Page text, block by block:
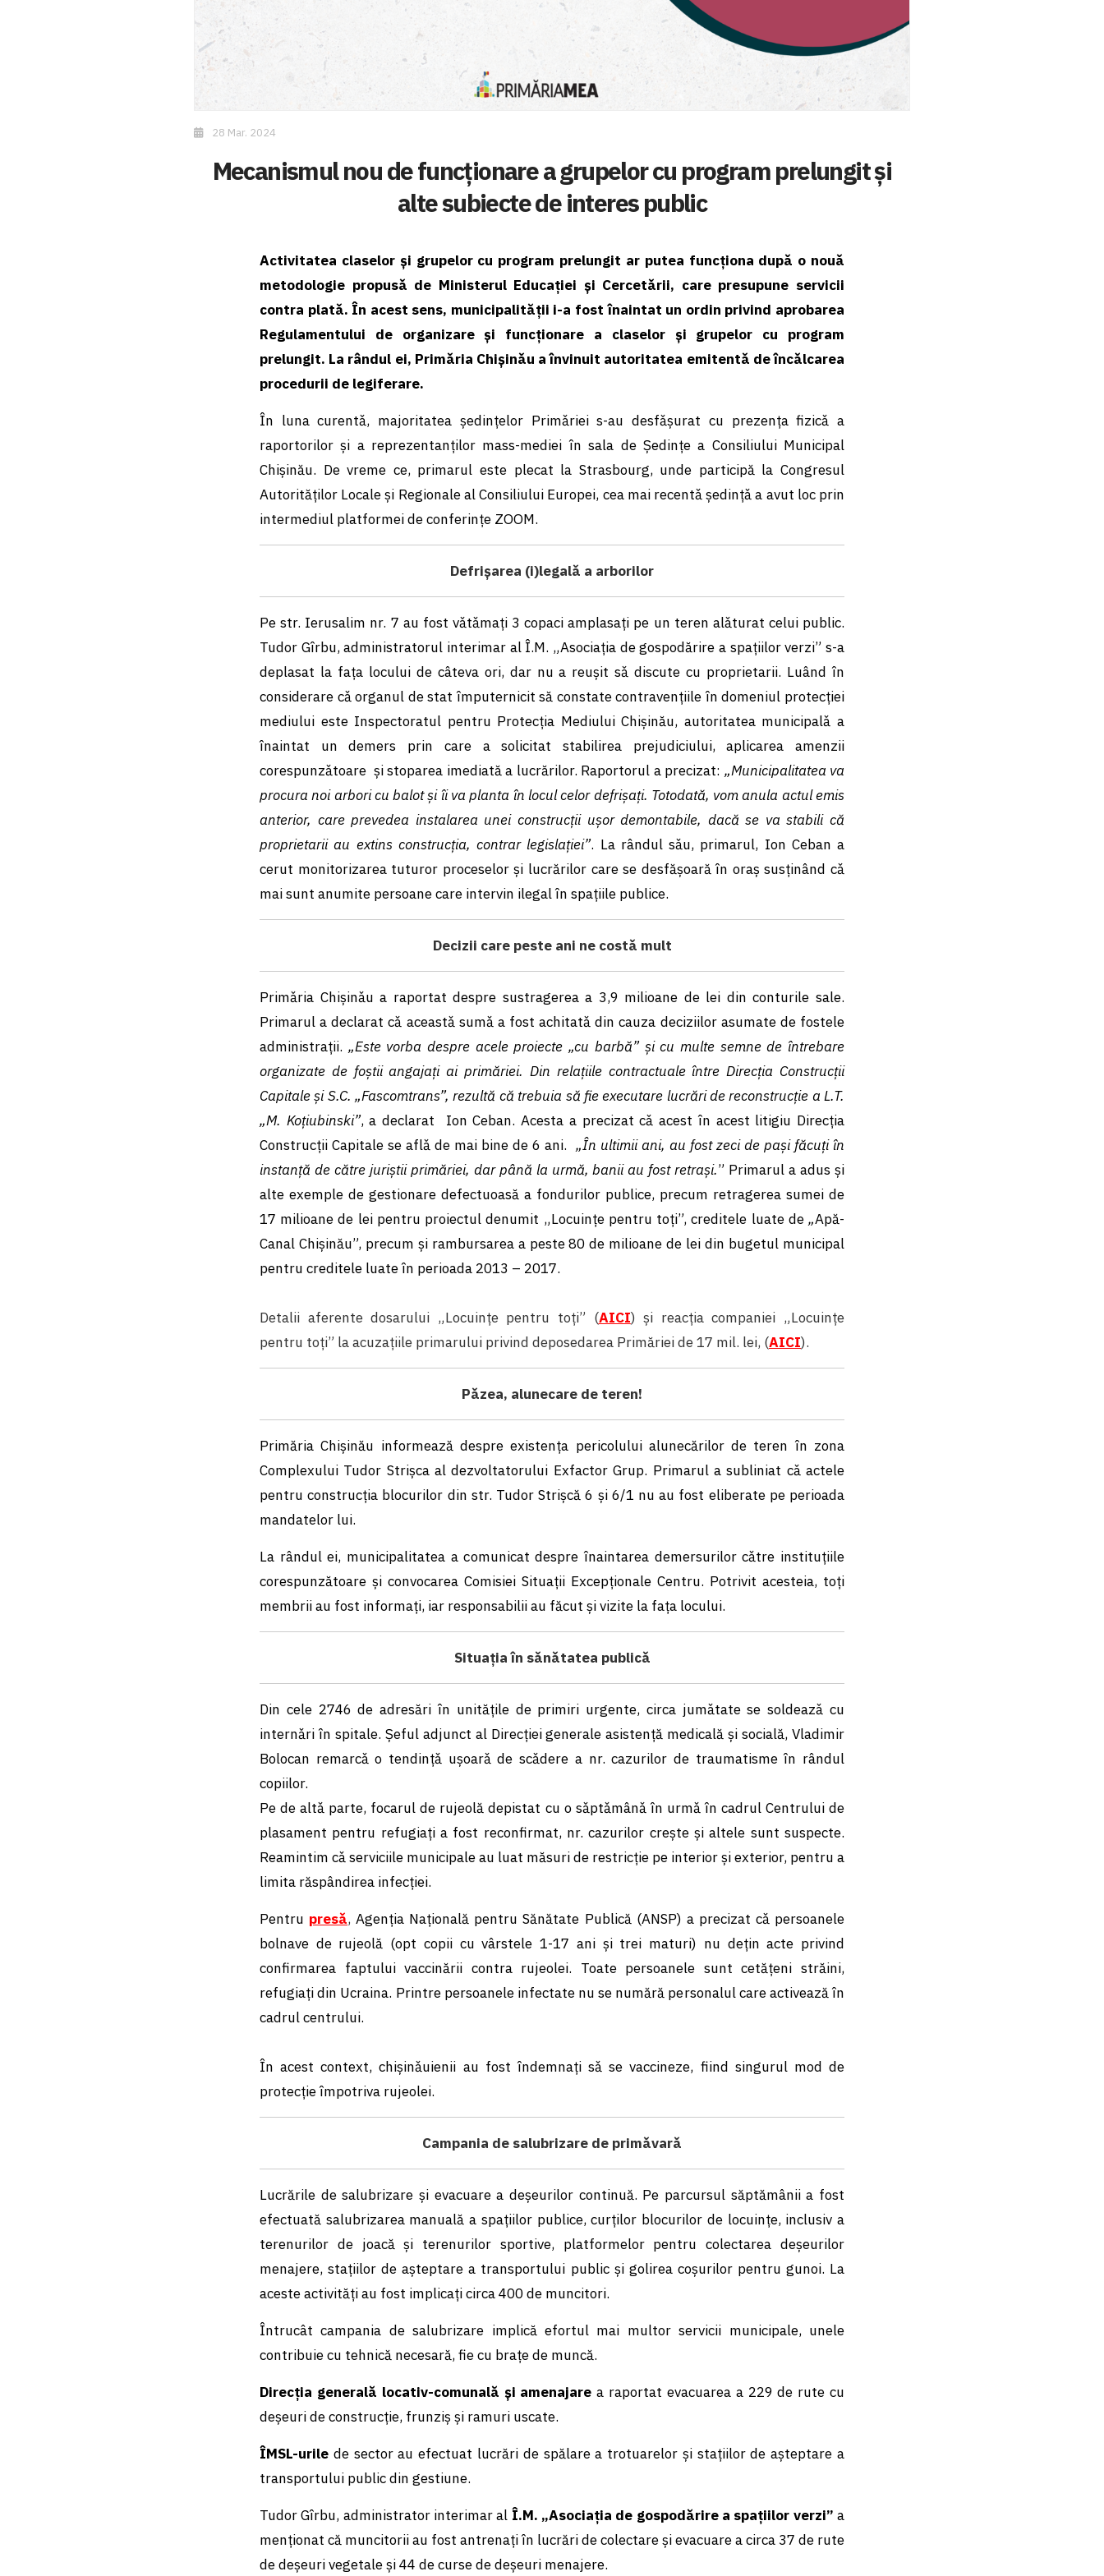
28 Mar. 2024
Mecanismul nou de funcționare a grupelor cu program prelungit și
alte subiecte de interes public
Activitatea claselor și grupelor cu program prelungit ar putea funcționa dupǎ o nouǎ
metodologie propusǎ de Ministerul Educației și Cercetǎrii, care presupune servicii
contra platǎ. În acest sens, municipalității i-a fost înaintat un ordin privind aprobarea
Regulamentului de organizare și funcționare a claselor și grupelor cu program
prelungit. La rândul ei, Primǎria Chișinǎu a învinuit autoritatea emitentǎ de încǎlcarea
procedurii de legiferare.
În luna curentǎ, majoritatea ședințelor Primǎriei s-au desfǎșurat cu prezența fizicǎ a
raportorilor și a reprezentanților mass-mediei în sala de Ședințe a Consiliului Municipal
Chișinău. De vreme ce, primarul este plecat la Strasbourg, unde participă la Congresul
Autorităților Locale și Regionale al Consiliului Europei, cea mai recentǎ ședințǎ a avut loc prin
intermediul platformei de conferințe ZOOM.
Defrișarea (i)legalǎ a arborilor
Pe str. Ierusalim nr. 7 au fost vǎtǎmați 3 copaci amplasați pe un teren alǎturat celui public.
Tudor Gîrbu, administratorul interimar al Î.M. „Asociația de gospodărire a spațiilor verzi” s-a
deplasat la faţa locului de câteva ori, dar nu a reușit sǎ discute cu proprietarii. Luând în
considerare cǎ organul de stat împuternicit să constate contravenţiile în domeniul protecţiei
mediului este Inspectoratul pentru Protecţia Mediului Chişinău, autoritatea municipalǎ a
înaintat un demers prin care a solicitat stabilirea prejudiciului, aplicarea amenzii
corespunzǎtoare și stoparea imediată a lucrărilor. Raportorul a precizat: „Municipalitatea va
procura noi arbori cu balot şi îi va planta în locul celor defrişaţi. Totodată, vom anula actul emis
anterior, care prevedea instalarea unei construcţii uşor demontabile, dacă se va stabili că
proprietarii au extins construcţia, contrar legislaţiei”. La rândul sǎu, primarul, Ion Ceban a
cerut monitorizarea tuturor proceselor şi lucrărilor care se desfăşoară în oraş susținând cǎ
mai sunt anumite persoane care intervin ilegal în spaţiile publice.
Decizii care peste ani ne costǎ mult
Primǎria Chișinǎu a raportat despre sustragerea a 3,9 milioane de lei din conturile sale.
Primarul a declarat cǎ aceastǎ sumǎ a fost achitatǎ din cauza deciziilor asumate de fostele
administrații. „Este vorba despre acele proiecte „cu barbă” și cu multe semne de întrebare
organizate de foștii angajați ai primăriei. Din relațiile contractuale între Direcția Construcții
Capitale și S.C. „Fascomtrans”, rezultă că trebuia să fie executare lucrări de reconstrucție a L.T.
„M. Koțiubinski”, a declarat Ion Ceban. Acesta a precizat cǎ acest în acest litigiu Direcția
Construcții Capitale se aflǎ de mai bine de 6 ani. „În ultimii ani, au fost zeci de pași făcuți în
instanță de către juriștii primăriei, dar până la urmă, banii au fost retrași.” Primarul a adus și
alte exemple de gestionare defectuoasă a fondurilor publice, precum retragerea sumei de
17 milioane de lei pentru proiectul denumit „Locuințe pentru toți”, creditele luate de „Apă-
Canal Chişinău”, precum și rambursarea a peste 80 de milioane de lei din bugetul municipal
pentru creditele luate în perioada 2013 – 2017.
Detalii aferente dosarului „Locuințe pentru toți” (AICI) și reacția companiei „Locuințe
pentru toți” la acuzațiile primarului privind deposedarea Primăriei de 17 mil. lei, (AICI).
Pǎzea, alunecare de teren!
Primăria Chișinău informează despre existența pericolului alunecărilor de teren în zona
Complexului Tudor Strișca al dezvoltatorului Exfactor Grup. Primarul a subliniat cǎ actele
pentru construcția blocurilor din str. Tudor Strișcă 6 și 6/1 nu au fost eliberate pe perioada
mandatelor lui.
La rândul ei, municipalitatea a comunicat despre înaintarea demersurilor cǎtre instituțiile
corespunzătoare și convocarea Comisiei Situații Excepționale Centru. Potrivit acesteia, toți
membrii au fost informați, iar responsabilii au făcut și vizite la fața locului.
Situația în sǎnǎtatea publicǎ
Din cele 2746 de adresări în unitățile de primiri urgente, circa jumǎtate se soldeazǎ cu
internǎri în spitale. Șeful adjunct al Direcției generale asistență medicală și socială, Vladimir
Bolocan remarcǎ o tendințǎ ușoarǎ de scǎdere a nr. cazurilor de traumatisme în rândul
copiilor.
Pe de altǎ parte, focarul de rujeolă depistat cu o sǎptǎmânǎ în urmǎ în cadrul Centrului de
plasament pentru refugiați a fost reconfirmat, nr. cazurilor crește și altele sunt suspecte.
Reamintim cǎ serviciile municipale au luat măsuri de restricție pe interior și exterior, pentru a
limita răspândirea infecției.
Pentru presǎ,Agenția Națională pentru Sănătate Publică (ANSP) a precizat cǎ persoanele
bolnave de rujeolă (opt copii cu vârstele 1-17 ani și trei maturi) nu dețin acte privind
confirmarea faptului vaccinării contra rujeolei. Toate persoanele sunt cetățeni străini,
refugiați din Ucraina. Printre persoanele infectate nu se numără personalul care activează în
cadrul centrului.
În acest context, chișinǎuienii au fost îndemnați sǎ se vaccineze, fiind singurul mod de
protecție împotriva rujeolei.
Campania de salubrizare de primǎvarǎ
Lucrările de salubrizare și evacuare a deșeurilor continuă. Pe parcursul săptămânii a fost
efectuată salubrizarea manuală a spațiilor publice, curților blocurilor de locuințe, inclusiv a
terenurilor de joacă și terenurilor sportive, platformelor pentru colectarea deșeurilor
menajere, stațiilor de așteptare a transportului public și golirea coșurilor pentru gunoi. La
aceste activități au fost implicați circa 400 de muncitori.
Întrucât campania de salubrizare implică efortul mai multor servicii municipale, unele
contribuie cu tehnică necesară, fie cu brațe de muncă.
Direcția generală locativ-comunală și amenajare a raportat evacuarea a 229 de rute cu
deșeuri de construcție, frunziș și ramuri uscate.
ÎMSL-urile de sector au efectuat lucrări de spălare a trotuarelor și stațiilor de așteptare a
transportului public din gestiune.
Tudor Gîrbu, administrator interimar al Î.M. „Asociația de gospodărire a spațiilor verzi” a
menționat că muncitorii au fost antrenați în lucrări de colectare şi evacuare a circa 37 de rute
de deşeuri vegetale şi 44 de curse de deşeuri menajere.